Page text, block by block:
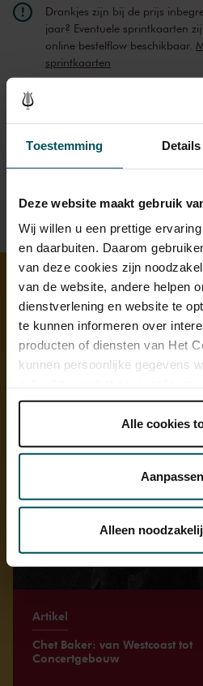
Toestemming Details
Deze website maakt gebruik
Wij willen u een prettige
en daarbuiten. Daarom
van deze cookies zijn
van de website, andere helpen
dienstverlening en website te
te kunnen informeren over
producten of diensten van Het
kunnen persoonlijke gegevens
onder 'aanpassen' zelf welke
Lees onze cookieverklaring
Via decookieverklaringop
Alle cookies
Aanpassen
Alleen
Drankjes zijn bij de prijs
jaar? Eventuele sprintkaarten
online bestelflow beschikbaar.
sprintkaarten
Prijzen zijn exclusief
kassa@concertgebouw.nl of
020 – 671 83 45.
Ontdek meer
Artikel
Chet Baker: van Westcoast tot
Concertgebouw